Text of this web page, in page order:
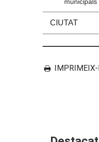
municipals
CIUTAT
Document